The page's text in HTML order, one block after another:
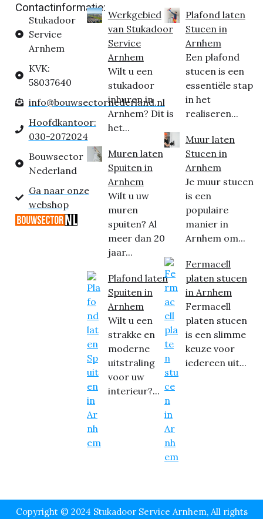
Contactinformatie:
Stukadoor
Service
Arnhem
KVK:
58037640
info@bouwsectornederland.nl
Hoofdkantoor:
030-2072024
Bouwsector
Nederland
Ga naar onze
webshop
Werkgebied
van Stukadoor
Service
Arnhem
Wilt u een
stukadoor
inhuren in
Arnhem? Dit is
het...
Muren laten
Spuiten in
Arnhem
Wilt u uw
muren
spuiten? Al
meer dan 20
jaar...
Plafond laten
Spuiten in
Arnhem
Wilt u een
strakke en
moderne
uitstraling
voor uw
interieur?...
Plafond laten
Stucen in
Arnhem
Een plafond
stucen is een
essentiële stap
in het
realiseren...
Muur laten
Stucen in
Arnhem
Je muur stucen
is een
populaire
manier in
Arnhem om...
Fermacell
platen stucen
in Arnhem
Fermacell
platen stucen
is een slimme
keuze voor
iedereen uit...
Copyright © 2024 Stukadoor Service Arnhem, All rights